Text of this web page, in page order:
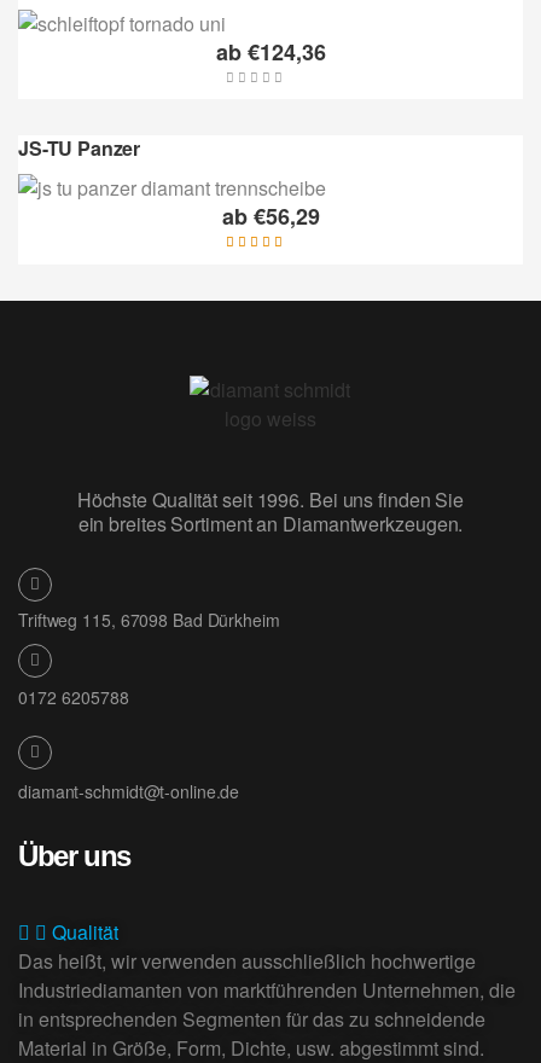
ab€124,36
JS-TU Panzer
ab€56,29
Höchste Qualität seit 1996. Bei uns finden Sie
ein breites Sortiment an Diamantwerkzeugen.
Triftweg 115, 67098 Bad Dürkheim
0172 6205788
diamant-schmidt@t-online.de
Über uns
Qualität
Das heißt, wir verwenden ausschließlich hochwertige
Industriediamanten von marktführenden Unternehmen, die
in entsprechenden Segmenten für das zu schneidende
Material in Größe, Form, Dichte, usw. abgestimmt sind.